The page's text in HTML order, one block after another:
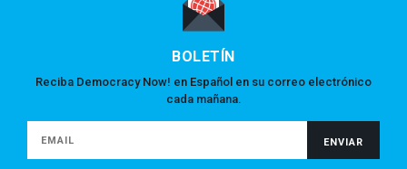
BOLETÍN
Reciba Democracy Now! en Español en su correo electrónico
cada mañana.